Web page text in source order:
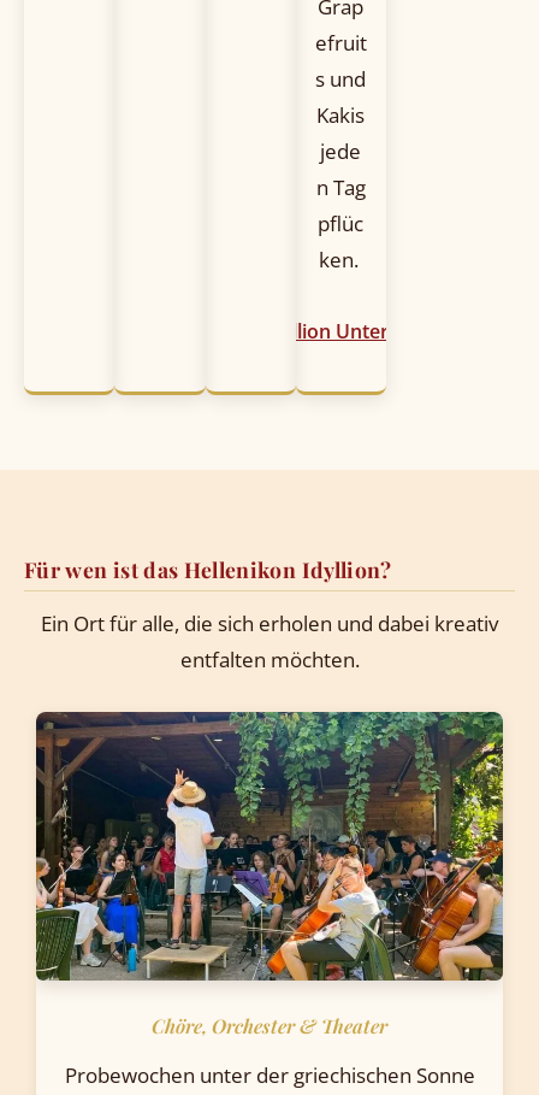
Grap
efruit
s und
Kakis
jede
n Tag
pflüc
ken.
Idyllion Unterkünfte
Für wen ist das Hellenikon Idyllion?
Ein Ort für alle, die sich erholen und dabei kreativ
entfalten möchten.
Chöre, Orchester & Theater
Probewochen unter der griechischen Sonne